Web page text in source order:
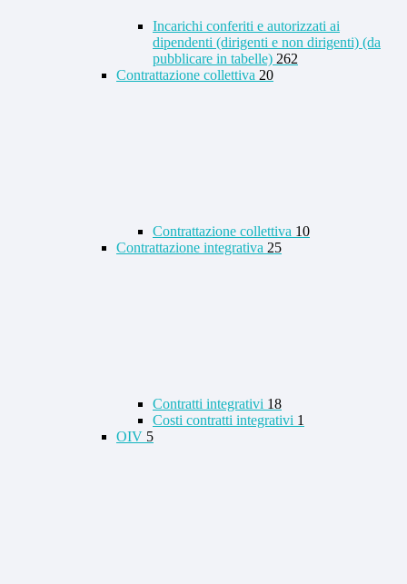
Incarichi conferiti e autorizzati ai
dipendenti (dirigenti e non dirigenti) (da
pubblicare in tabelle) 262
Contrattazione collettiva 20
Contrattazione collettiva 10
Contrattazione integrativa 25
Contratti integrativi 18
Costi contratti integrativi 1
OIV 5